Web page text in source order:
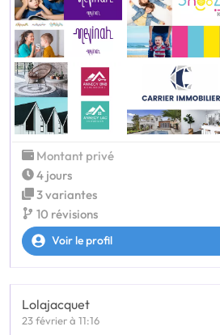
Montant privé
4 jours
3 variantes
10 révisions
Voir le profil
Lolajacquet
23 février à 11:16